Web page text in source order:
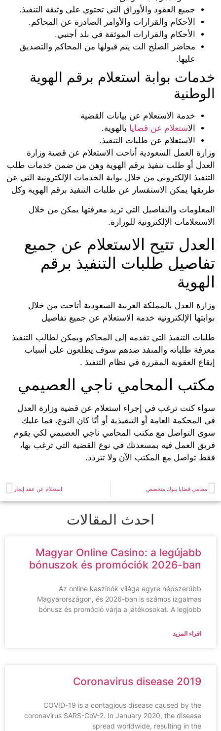
جميع العقود والأوراق التي تحتوي على وثيقة التنفيذ.
الأحكام والقرارات والأوامر الصادرة عن المحاكم.
الأحكام والقرارات الموثقة في بلد أجنبي.
محاضر الصلح الت يتم قبولها من المحاكم والتصديق
عليها.
خدمات بوابة استعلام برقم الهوية
الوطنية
خدمة الاستعلام عن بيانات القضية
الاستعلام عن قضايا بالهوية.
الاستعلام عن طلبات التنفيذ.
وزارة العمل السعودية أتاحت الاستعلام عن قضية وزارة
العدل أو طلب تنفيذ برقم الهوية وهن من ضمن خدمات طلب
التنفيذ الإلكتروني من خلال بوابة الخدمات الإلكترونية التي عن
طريقها يمكن الاستفسار عن طلبات التنفيذ برقم الهوية وكل
المعلومات والتفاصيل التي تريد معرفتها يمكن من خلال
الاستعلامات الإلكترونية للوزارة.
العدل تتيح الاستعلام عن جميع
تفاصيل طلبات التنفيذ برقم
الهوية
وزارة العدل بالمملكة العربية السعودية أتاحت من خلال
بوابتها الإلكترونية خدمة الاستعلام عن جميع تفاصيل
طلبات التنفيذ التي تقدمه إلى المحاكم ويمكن لطالب التنفيذ
معرفة طلباته والمنفذ ضدهم سوف يطلعون على أسباب
إيقاع العقوبة المقررة في نظام التنفيذ .
مكتب المحامي ناجي العصيمي
سواء كنت ترغب في إجراء استعلام عن قضية وزارة العدل
في المحكمة العامة أو التنفيذية أو أيًا كان النوع، فما عليك
سوى التواصل مع مكتب المحامي ناجي العصيمي لكي يقوم
فريق العمل فيه بمسعدتك في نوع القضية التي ترغب بها،
فقط تواصل مع المكتب الآن ولا تتردد.
محامي قضايا بنوك متخصص استعلام عن عقد إيجار
احدث المقالات
Magyar Online Casino: a legújabb
bónuszok és promóciók 2026-ban
Az online kaszinók világa egyre népszerűbb
Magyarországon, és 2026-ban is számos izgalmas
bónusz és promóció várja a játékosokat. A legjobb
اقراء المزيد
Coronavirus disease 2019
COVID-19 is a contagious disease caused by the
coronavirus SARS-CoV-2. In January 2020, the disease
spread worldwide, resulting in the